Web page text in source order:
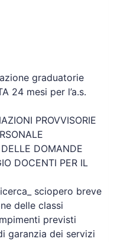
graduatorie
24 mesi per l’a.s.
PROVVISORIE
DOMANDE
DOCENTI PER IL
sciopero breve
delle classi
previsti
garanzia dei servizi